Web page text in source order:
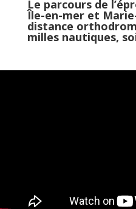
Le parcours de
Île-en-mer et
distance
milles nautiques,